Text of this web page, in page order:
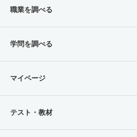
職業を調べる
学問を調べる
マイページ
テスト・教材